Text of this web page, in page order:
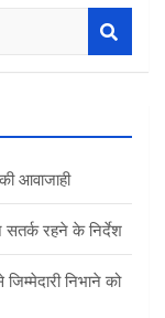
आवाजाही
सतर्क रहने के निर्देश
निभाने को